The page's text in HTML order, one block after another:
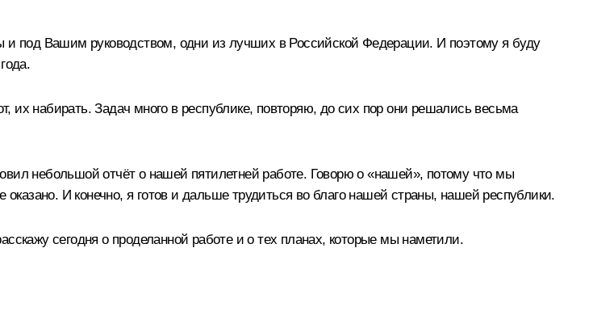
и под Вашим руководством, одни из лучших в Российской Федерации. И поэтому я буду
их набирать. Задач много в республике, повторяю, до сих пор они решались весьма
небольшой отчёт о нашей пятилетней работе. Говорю о «нашей», потому что мы
И конечно, я готов и дальше трудиться во благо нашей страны, нашей республики.
сегодня о проделанной работе и о тех планах, которые мы наметили.